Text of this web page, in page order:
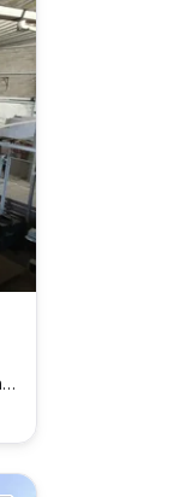
Guillermo González Camarena 15, Complejo Industrial Cuamatla, Cuautitlán Izcalli